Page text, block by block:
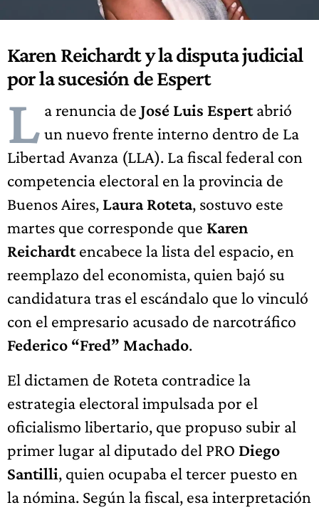
Karen Reichardt y la disputa judicial
por la sucesión de Espert
L a renuncia de José Luis Espertabrió
un nuevo frente interno dentro de La
Libertad Avanza (LLA). La fiscal federal con
competencia electoral en la provincia de
Buenos Aires, Laura Roteta, sostuvo este
martes que corresponde que Karen
Reichardtencabece la lista del espacio, en
reemplazo del economista, quien bajó su
candidatura tras el escándalo que lo vinculó
con el empresario acusado de narcotráfico
Federico “Fred” Machado.
El dictamen de Roteta contradice la
estrategia electoral impulsada por el
oficialismo libertario, que propuso subir al
primer lugar al diputado del PRO Diego
Santilli, quien ocupaba el tercer puesto en
la nómina. Según la fiscal, esa interpretación